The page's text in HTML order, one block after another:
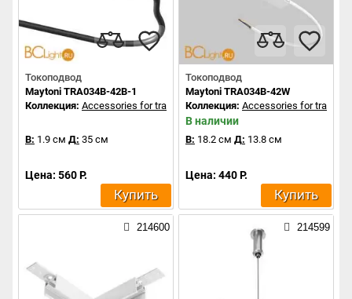
Токоподвод
Maytoni TRA034B-42B-1
Коллекция: Accessories for tracks Exility
В: 1.9 см Д: 35 см
Цена: 560 Р.
Купить
Токоподвод
Maytoni TRA034B-42W
Коллекция: Accessories for tracks
В наличии
В: 18.2 см Д: 13.8 см
Цена: 440 Р.
Купить
214600 214599